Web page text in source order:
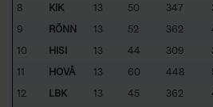
8
KIK 13 50 347
9
RÖNN 13 52 362
10
HISI 13 44 309
11
HOVÅ 13 60 448
12
LBK 13 45 362